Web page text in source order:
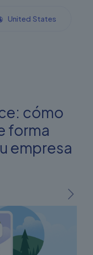
United States
cómo
forma
empresa